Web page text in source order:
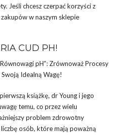
Jeśli chcesz czerpać korzyści z
w naszym sklepie
CUD PH!
pH”: Zrównoważ Procesy
Idealną Wagę!
książkę, dr Young i jego
temu, co przez wielu
problem zdrowotny
osób, które mają poważną